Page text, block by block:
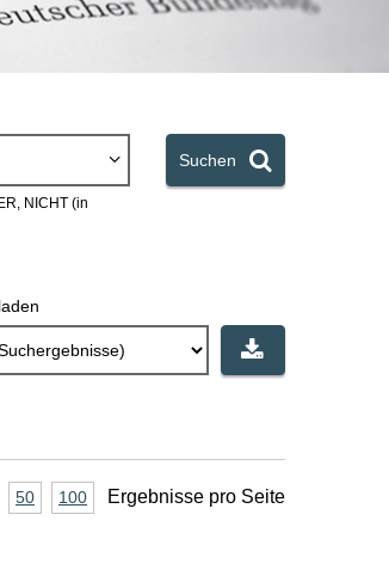
Suchen
NICHT (in
50Ergebnisse
100Ergebnisse
Ergebnisse pro Seite